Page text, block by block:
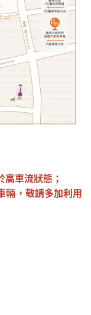
車流狀態；
輛，敬請多加利用